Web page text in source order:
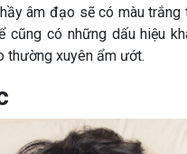
âm đạo sẽ có màu
cũng có những dấu hiệu
thường xuyên ẩm ướt.